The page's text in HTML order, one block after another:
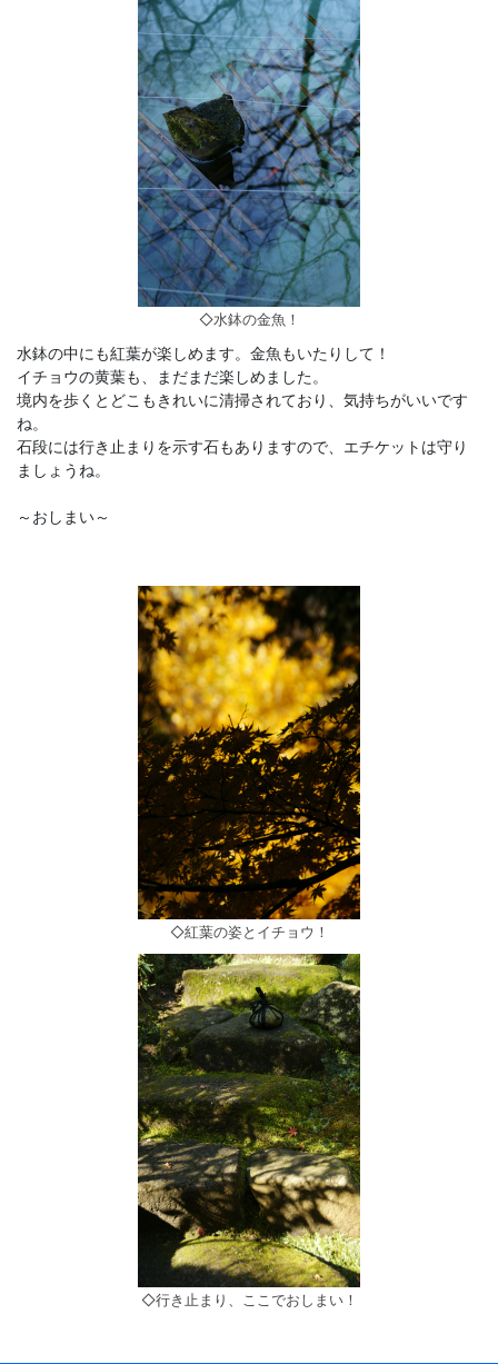
◇水鉢の金魚！
水鉢の中にも紅葉が楽しめます。金魚もいたりして！
イチョウの黄葉も、まだまだ楽しめました。
境内を歩くとどこもきれいに清掃されており、気持ちがいいです
ね。
石段には行き止まりを示す石もありますので、エチケットは守り
ましょうね。
～おしまい～
◇紅葉の姿とイチョウ！
◇行き止まり、ここでおしまい！